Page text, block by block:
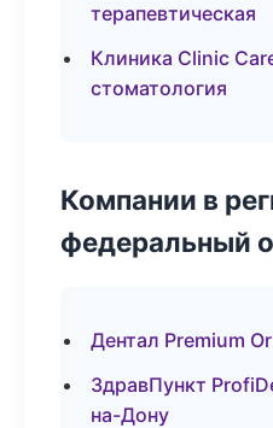
терапевтическая
Клиника Clinic
стоматология
Компании в
федеральный
Дентал Premium
ЗдравПункт
на-Дону